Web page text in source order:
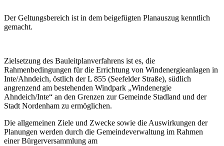
Der Geltungsbereich ist in dem beigefügten Planauszug kenntlich
gemacht.
Zielsetzung des Bauleitplanverfahrens ist es, die
Rahmenbedingungen für die Errichtung von Windenergieanlagen in
Inte/Ahndeich, östlich der L 855 (Seefelder Straße), südlich
angrenzend am bestehenden Windpark „Windenergie
Ahndeich/Inte“ an den Grenzen zur Gemeinde Stadland und der
Stadt Nordenham zu ermöglichen.
Die allgemeinen Ziele und Zwecke sowie die Auswirkungen der
Planungen werden durch die Gemeindeverwaltung im Rahmen
einer Bürgerversammlung am